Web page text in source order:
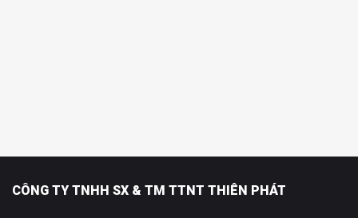
CÔNG TY TNHH SX & TM TTNT THIÊN PHÁT